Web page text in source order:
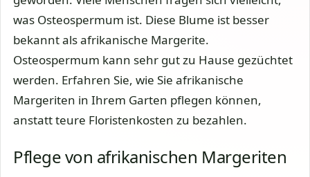
was Osteospermum ist. Diese Blume ist besser
bekannt als afrikanische Margerite.
Osteospermum kann sehr gut zu Hause gezüchtet
werden. Erfahren Sie, wie Sie afrikanische
Margeriten in Ihrem Garten pflegen können,
anstatt teure Floristenkosten zu bezahlen.
Pflege von afrikanischen Margeriten